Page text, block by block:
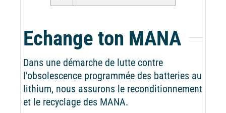
Echange ton MANA
Dans une démarche de lutte contre
l’obsolescence programmée des batteries au
lithium, nous assurons le reconditionnement
et le recyclage des MANA.